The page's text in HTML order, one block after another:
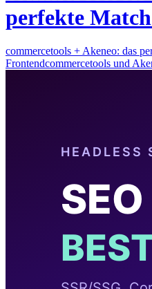
perfekte
commercetools + Akeneo: das
Frontendcommercetools und